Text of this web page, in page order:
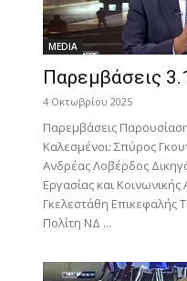
MEDIA
Παρεμβάσεις
4 Οκτωβρίου 2025
Παρεμβάσεις
Καλεσμένοι: Σπύρος
Ανδρέας Λοβέρδος
Εργασίας και
Γκελεστάθη Επικεφαλής
Πολίτη ΝΔ ...